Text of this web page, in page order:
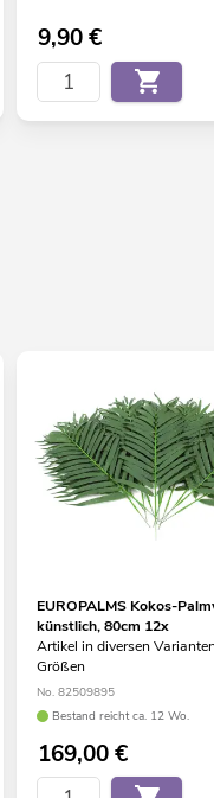
9,90€
EUROPALMS Kokos-
künstlich, 80cm 12x
Artikel in diversen
Größen
No. 82509895
Bestand reicht ca. 12 Wo.
169,00€